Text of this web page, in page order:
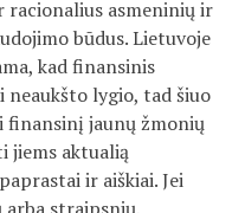
racionalius asmeninių ir
būdus. Lietuvoje
kad finansinis
neaukšto lygio, tad šiuo
finansinį jaunų žmonių
jiems aktualią
ir aiškiai. Jei